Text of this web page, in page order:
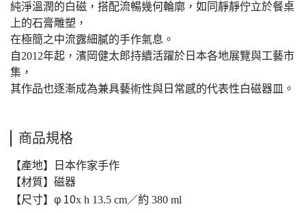
純淨溫潤的白磁，搭配流暢幾何輪廓，如同靜靜佇立於餐桌
上的石膏雕塑，
在極簡之中流露細膩的手作氣息。
自2012年起，濱岡健太郎持續活躍於日本各地展覽與工藝市
集，
其作品也逐漸成為兼具藝術性與日常感的代表性白磁器皿。
商品規格
【產地】日本作家手作
【材質】磁器
【尺寸】 φ 10x h 13.5 cm／約 380 ml